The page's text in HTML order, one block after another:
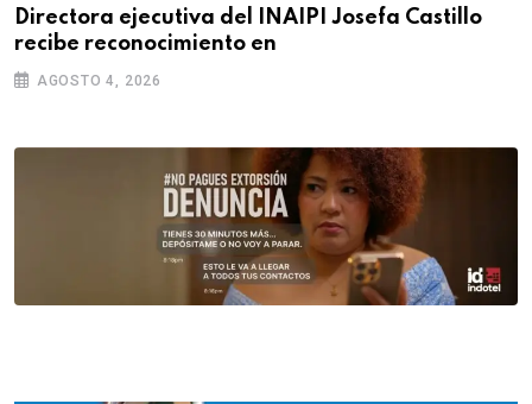
Directora ejecutiva del INAIPI Josefa Castillo
recibe reconocimiento en
AGOSTO 4, 2026